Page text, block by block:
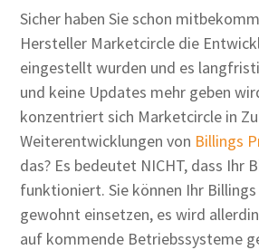
Sicher haben Sie schon
Hersteller Marketcircle die
eingestellt wurden und es
und keine Updates mehr geben
konzentriert sich Marketcircle in
Weiterentwicklungen von Billings
das? Es bedeutet NICHT, dass Ihr
funktioniert. Sie können Ihr
gewohnt einsetzen, es wird
auf kommende Betriebssysteme